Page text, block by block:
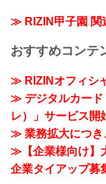
≫ RIZIN甲子園 関
おすすめコンテ
≫ RIZINオフィシ
≫ デジタルカード
レ）」サービス開
≫ 業務拡大につき
≫【企業様向け】
企業タイアップ募